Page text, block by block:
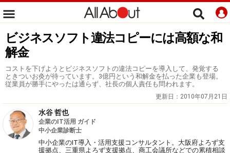
ビジネスソフト違法コピーには高額な和
解金
コストを下げようとビジネスソフトの違法コピーを導入して、発覚する
ときついお灸が待っています。3億円という和解金を払った企業も登場。
従業員が勝手にやったは通らず、社長の個人責任も問われます。
更新日： 2010年07月21日
水谷 哲也
企業のIT活用 ガイド
中小企業診断士
中小企業のIT導入・活用支援コンサルタント。大阪府よろず支
援拠点、三重県よろず支援拠点、商工会議所などでの累積相談